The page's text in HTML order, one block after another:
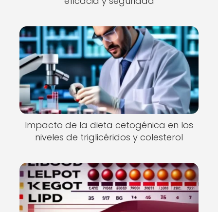
Impacto de la dieta cetogénica en los
niveles de triglicéridos y colesterol